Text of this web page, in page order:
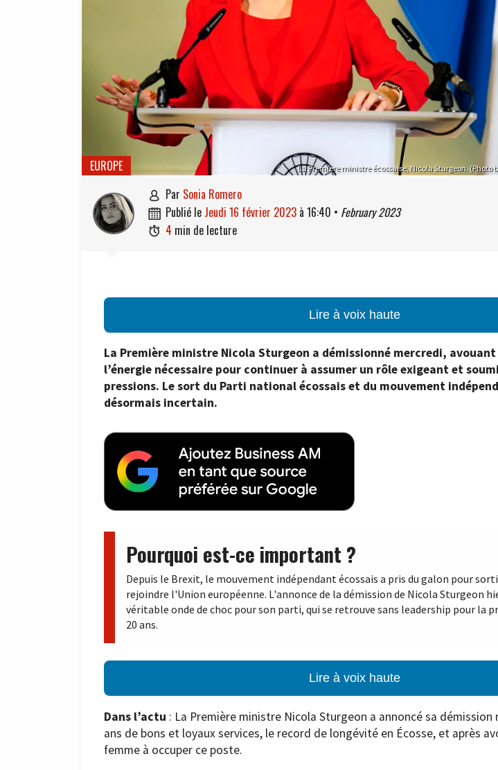
La Première ministre écossaise, Nicola Sturgeon. (Photo
EUROPE
 par Sonia Romero
 publié le jeudi 16 février 2023 à 16:40 • February 2023
 4 min de lecture
Lire à voix haute
La Première ministre Nicola Sturgeon a démissionné mercredi,
l’énergie nécessaire pour continuer à assumer un rôle exigeant et
pressions. Le sort du Parti national écossais et du mouvement
désormais incertain.
Pourquoi est-ce important ?
Depuis le Brexit, le mouvement indépendant écossais a pris du galon pour
rejoindre l'Union européenne. L'annonce de la démission de Nicola Sturgeon
véritable onde de choc pour son parti, qui se retrouve sans leadership pour la
20 ans.
Lire à voix haute
Dans l’actu : La Première ministre Nicola Sturgeon a annoncé sa
ans de bons et loyaux services, le record de longévité en Écosse, et après
femme à occuper ce poste.